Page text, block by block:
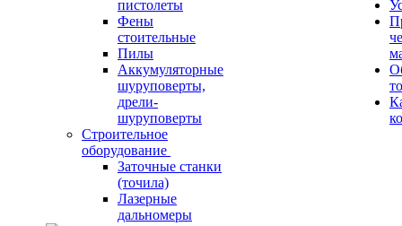
пистолеты
Фены
стоительные
Пилы
Аккумуляторные
шуруповерты,
дрели-
шуруповерты
Строительное
оборудование
Заточные станки
(точила)
Лазерные
дальномеры